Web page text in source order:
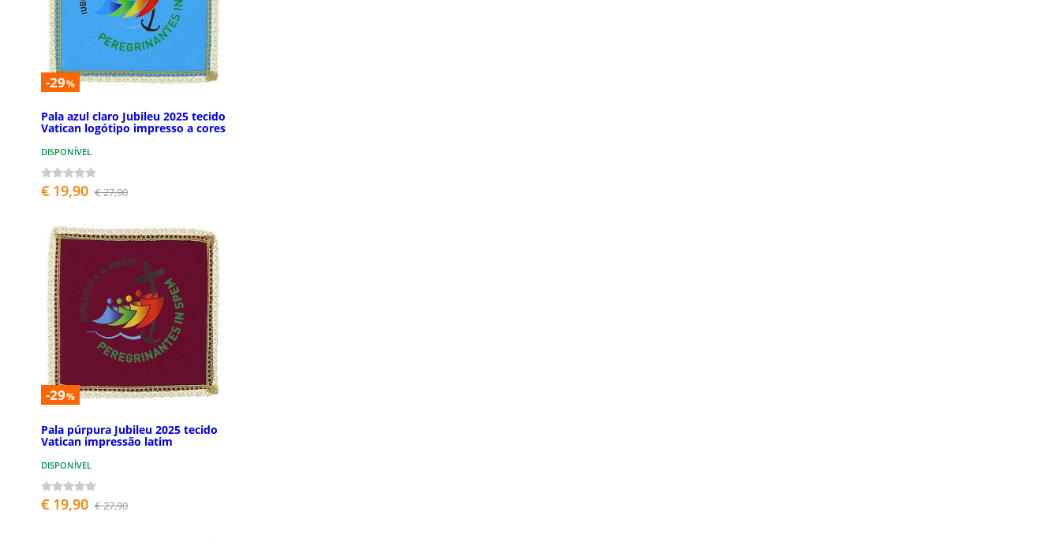
-29%
Pala azul claro Jubileu 2025 tecido
Vatican logótipo impresso a cores
DISPONÍVEL
€ 19,90 € 27,90
-29%
Pala púrpura Jubileu 2025 tecido
Vatican impressão latim
DISPONÍVEL
€ 19,90 € 27,90